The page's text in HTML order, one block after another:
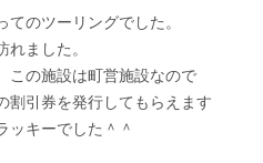
のツーリングでした。
ました。
この施設は町営施設なので
割引券を発行してもらえます
ッキーでした＾＾